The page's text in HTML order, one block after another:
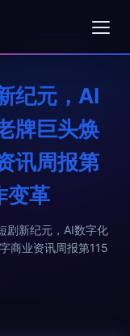
纪元，AI
牌巨头焕
讯周报第
变革
剧新纪元，AI数字化
商业资讯周报第115